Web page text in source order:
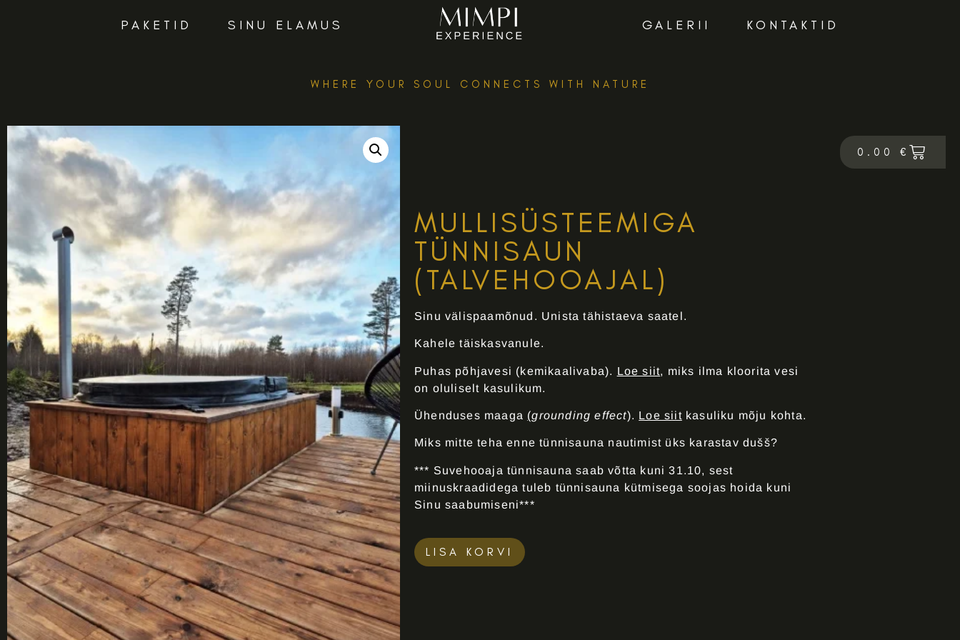
PAKETID SINU ELAMUS GALERII KONTAKTID
0.00€
WHERE YOUR SOUL CONNECTS WITH NATURE
0.00 €
MULLISÜSTEEMIGA
TÜNNISAUN
(TALVEHOOAJAL)
Sinu välispaamõnud. Unista tähistaeva saatel.
Kahele täiskasvanule.
Puhas põhjavesi (kemikaalivaba). Loe siit, miks ilma kloorita vesi
on oluliselt kasulikum.
Ühenduses maaga (grounding effect). Loe siitkasuliku mõju kohta.
Miks mitte teha enne tünnisauna nautimist üks karastav dušš?
*** Suvehooaja tünnisauna saab võtta kuni 31.10, sest
miinuskraadidega tuleb tünnisauna kütmisega soojas hoida kuni
Sinu saabumiseni***
LISA KORVI